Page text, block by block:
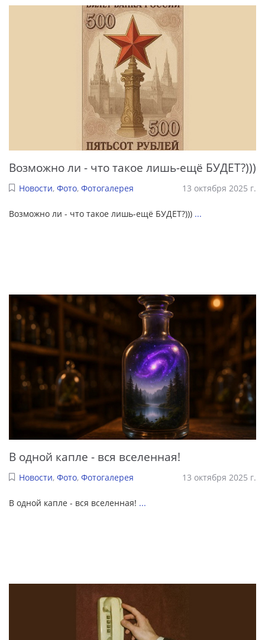
Возможно ли - что такое лишь-ещё БУДЕТ?)))
Новости, Фото, Фотогалерея 13 октября 2025 г.
Возможно ли - что такое лишь-ещё БУДЕТ?))) ...
В одной капле - вся вселенная!
Новости, Фото, Фотогалерея 13 октября 2025 г.
В одной капле - вся вселенная! ...